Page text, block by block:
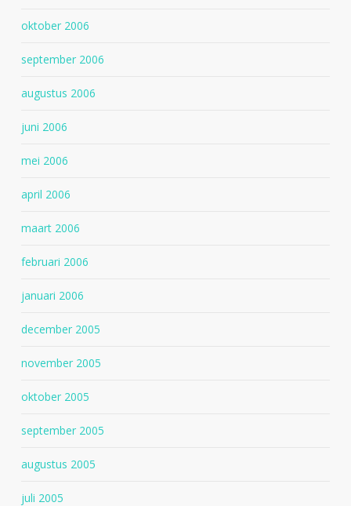
oktober 2006
september 2006
augustus 2006
juni 2006
mei 2006
april 2006
maart 2006
februari 2006
januari 2006
december 2005
november 2005
oktober 2005
september 2005
augustus 2005
juli 2005